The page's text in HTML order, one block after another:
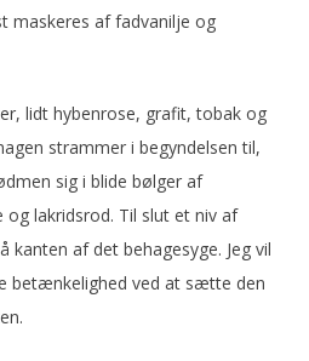
maskeres af fadvanilje og
lidt hybenrose, grafit, tobak og
strammer i begyndelsen til,
sig i blide bølger af
lakridsrod. Til slut et niv af
kanten af det behagesyge. Jeg vil
betænkelighed ved at sætte den